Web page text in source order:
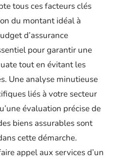
tous ces facteurs clés
du montant idéal à
d’assurance
pour garantir une
tout en évitant les
Une analyse minutieuse
liés à votre secteur
évaluation précise de
biens assurables sont
cette démarche.
appel aux services d’un